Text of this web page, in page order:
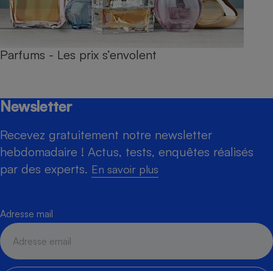
Parfums - Les prix s’envolent
Newsletter
Recevez gratuitement notre newsletter
hebdomadaire ! Actus, tests, enquêtes réalisés
par des experts. En savoir plus
Adresse mail